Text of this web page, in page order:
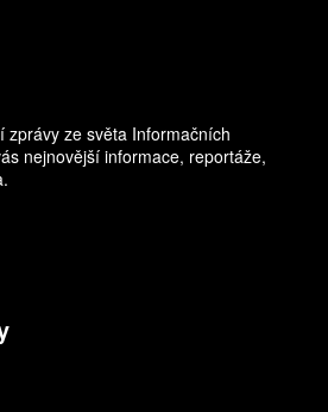
zprávy ze světa Informačních
nejnovější informace, reportáže,